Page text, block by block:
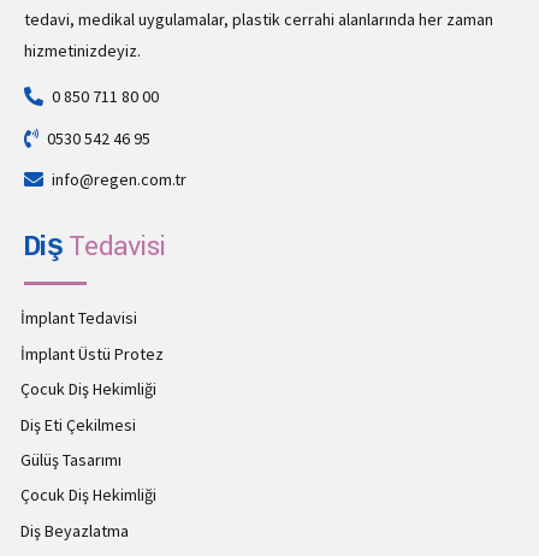
tedavi, medikal uygulamalar, plastik cerrahi alanlarında her zaman
hizmetinizdeyiz.
0 850 711 80 00
0530 542 46 95
info@regen.com.tr
DişTedavisi
İmplant Tedavisi
İmplant Üstü Protez
Çocuk Diş Hekimliği
Diş Eti Çekilmesi
Gülüş Tasarımı
Çocuk Diş Hekimliği
Diş Beyazlatma